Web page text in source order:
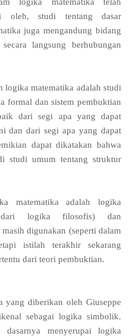
oleh, studi tentang dasar
juga mengandung bidang
langsung berhubungan
logika matematika adalah studi
formal dan sistem pembuktian
dari segi apa yang dapat
dan dari segi apa yang dapat
dapat dikatakan bahwa
studi umum tentang struktur
matematika adalah logika
logika filosofis) dan
digunakan (seperti dalam
istilah terakhir sekarang
dari teori pembuktian.
yang diberikan oleh Giuseppe
sebagai logika simbolik.
menyerupai logika